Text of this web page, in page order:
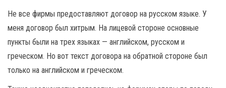
Не все фирмы предоставляют договор на русском языке. У
меня договор был хитрым. На лицевой стороне основные
пункты были на трех языках — английском, русском и
греческом. Но вот текст договора на обратной стороне был
только на английском и греческом.